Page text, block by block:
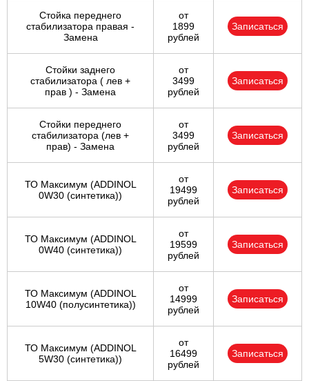
Стойка переднего
стабилизатора правая -
Замена
от
1899
рублей
Записаться
Стойки заднего
стабилизатора ( лев +
прав ) - Замена
от
3499
рублей
Записаться
Стойки переднего
стабилизатора (лев +
прав) - Замена
от
3499
рублей
Записаться
ТО Максимум (ADDINOL
0W30 (синтетика))
от
19499
рублей
Записаться
ТО Максимум (ADDINOL
0W40 (синтетика))
от
19599
рублей
Записаться
ТО Максимум (ADDINOL
10W40 (полусинтетика))
от
14999
рублей
Записаться
ТО Максимум (ADDINOL
5W30 (синтетика))
от
16499
рублей
Записаться